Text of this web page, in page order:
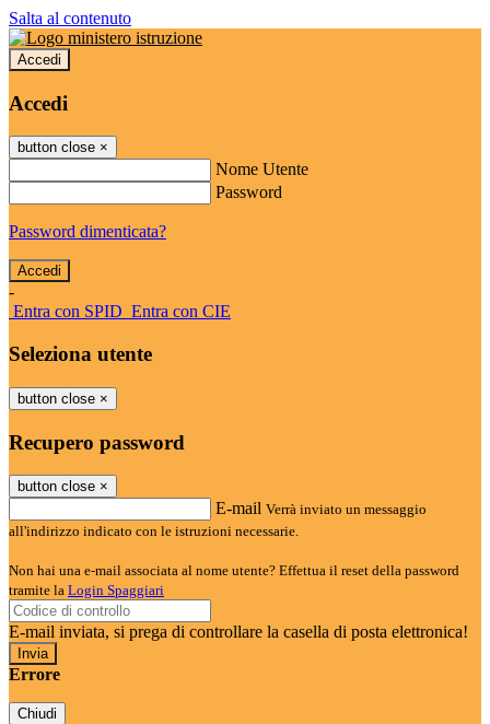
Salta al contenuto
Accedi
Accedi
button close ×
Nome Utente
Password
Password dimenticata?
-
Entra con SPID Entra con CIE
Seleziona utente
button close ×
Recupero password
button close ×
E-mail Verrà inviato un messaggio
all'indirizzo indicato con le istruzioni necessarie.
Non hai una e-mail associata al nome utente? Effettua il reset della password
tramite la Login Spaggiari
E-mail inviata, si prega di controllare la casella di posta elettronica!
Errore
Chiudi